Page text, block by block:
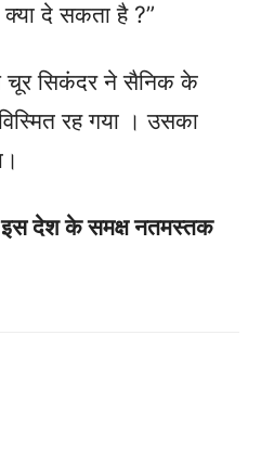
क्या दे सकता है ?”
चूर सिकंदर ने सैनिक के
रह गया । उसका
इस देश के समक्ष नतमस्तक